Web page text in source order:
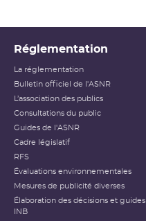
Réglementation
La réglementation
Bulletin officiel de l'ASNR
L’association des publics
Consultations du public
Guides de l'ASNR
Cadre législatif
RFS
Évaluations environnementales
Mesures de publicité diverses
Élaboration des décisions et guides
INB